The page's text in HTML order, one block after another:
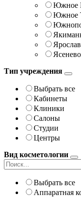
Южное
Южное
Ясенево
Тип учреждения
Выбрать все
Кабинеты
Клиники
Салоны
Студии
Центры
Вид косметологии
Выбрать все
Аппаратная